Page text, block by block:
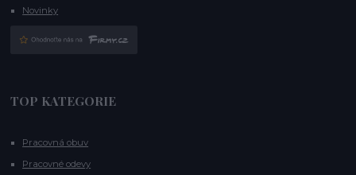
Novinky
TOP KATEGORIE
Pracovná obuv
Pracovné odevy